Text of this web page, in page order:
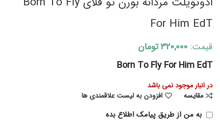
For Him EdT
قیمت: ۳۲۰,۰۰۰تومان
Born To Fly For Him EdT
در انبار موجود نمی باشد
مقایسه
افزودن به لیست علاقمندی ها
به من از طریق پیامک اطلاع بده